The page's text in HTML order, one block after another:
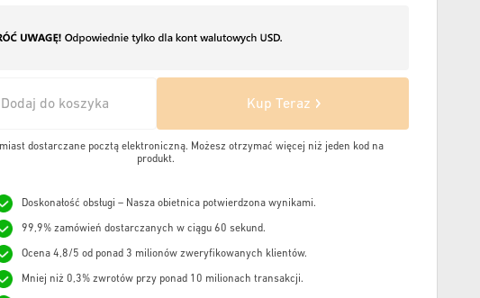
Dodaj do koszyka Kup Teraz
dostarczane pocztą elektroniczną. Możesz otrzymać więcej niż jeden kod na
produkt.
Doskonałość obsługi – Nasza obietnica potwierdzona wynikami.
99,9% zamówień dostarczanych w ciągu 60 sekund.
Ocena 4,8/5 od ponad 3 milionów zweryfikowanych klientów.
Mniej niż 0,3% zwrotów przy ponad 10 milionach transakcji.